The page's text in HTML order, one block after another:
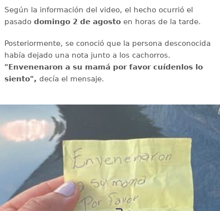
Según la información del video, el hecho ocurrió el
pasado domingo 2 de agostoen horas de la tarde.
Posteriormente, se conoció que la persona desconocida
había dejado una nota junto a los cachorros.
"Envenenaron a su mamá por favor cuídenlos lo
siento", decía el mensaje.